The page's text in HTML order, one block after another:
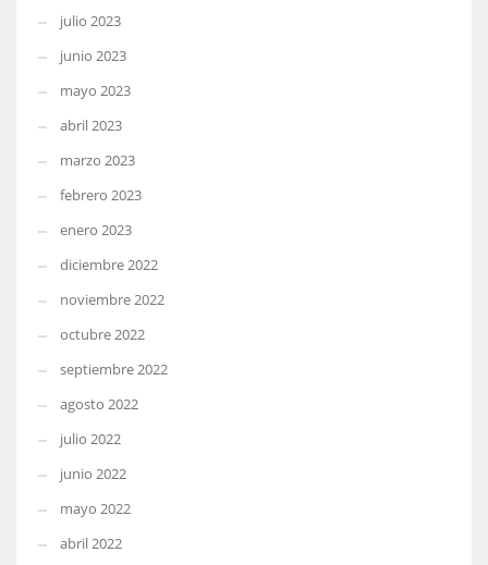
julio 2023
junio 2023
mayo 2023
abril 2023
marzo 2023
febrero 2023
enero 2023
diciembre 2022
noviembre 2022
octubre 2022
septiembre 2022
agosto 2022
julio 2022
junio 2022
mayo 2022
abril 2022